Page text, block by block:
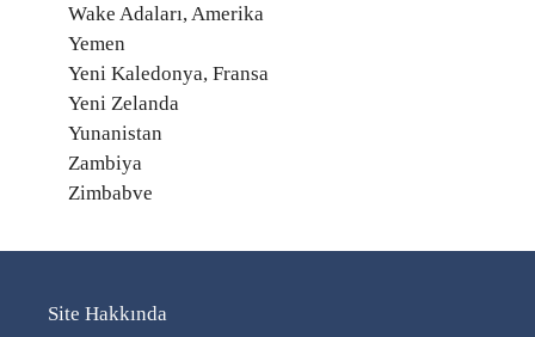
Wake Adaları, Amerika
Yemen
Yeni Kaledonya, Fransa
Yeni Zelanda
Yunanistan
Zambiya
Zimbabve
Site Hakkında